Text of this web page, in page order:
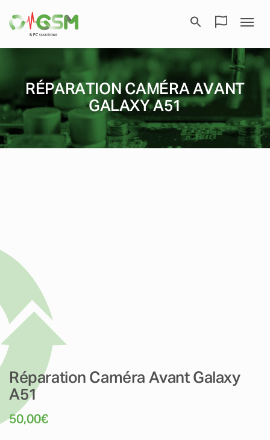
RÉPARATION CAMÉRA AVANT
GALAXY A51
Réparation Caméra Avant Galaxy
A51
50,00€